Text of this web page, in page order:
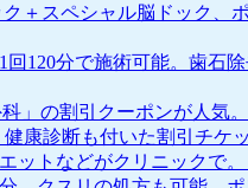
＋スペシャル脳ドック、
120分で施術可能。歯石
」の割引クーポンが人気
康診断も付いた割引チケ
ットなどがクリニックで